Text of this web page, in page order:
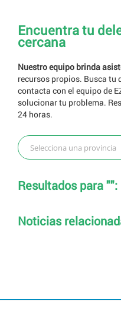
Encuentra tu
cercana
Nuestro equipo brinda
recursos propios. Busca tu
contacta con el equipo de
solucionar tu problema.
24 horas.
Resultados para "":
Noticias